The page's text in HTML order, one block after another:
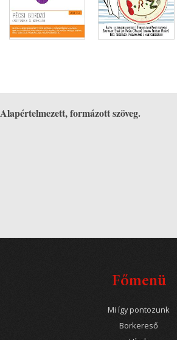
Alapértelmezett, formázott szöveg.
Főmenü
Mi így pontozunk
Borkereső